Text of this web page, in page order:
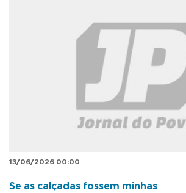
13/06/2026 00:00
Se as calçadas fossem minhas